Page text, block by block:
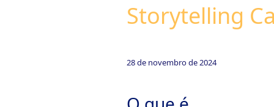
Storytelling
28 de novembro de 2024